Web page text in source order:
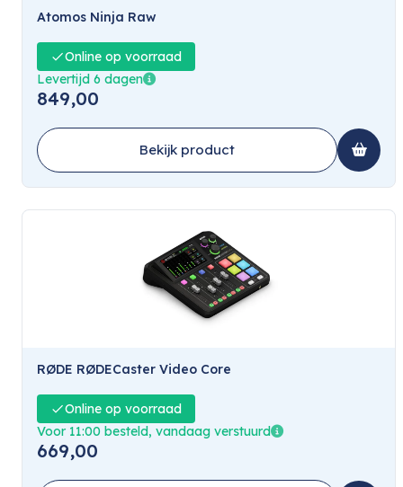
Atomos Ninja Raw
Online op voorraad
Levertijd 6 dagen
849,00
Bekijk product
RØDE RØDECaster Video Core
Online op voorraad
Voor 11:00 besteld, vandaag verstuurd
669,00